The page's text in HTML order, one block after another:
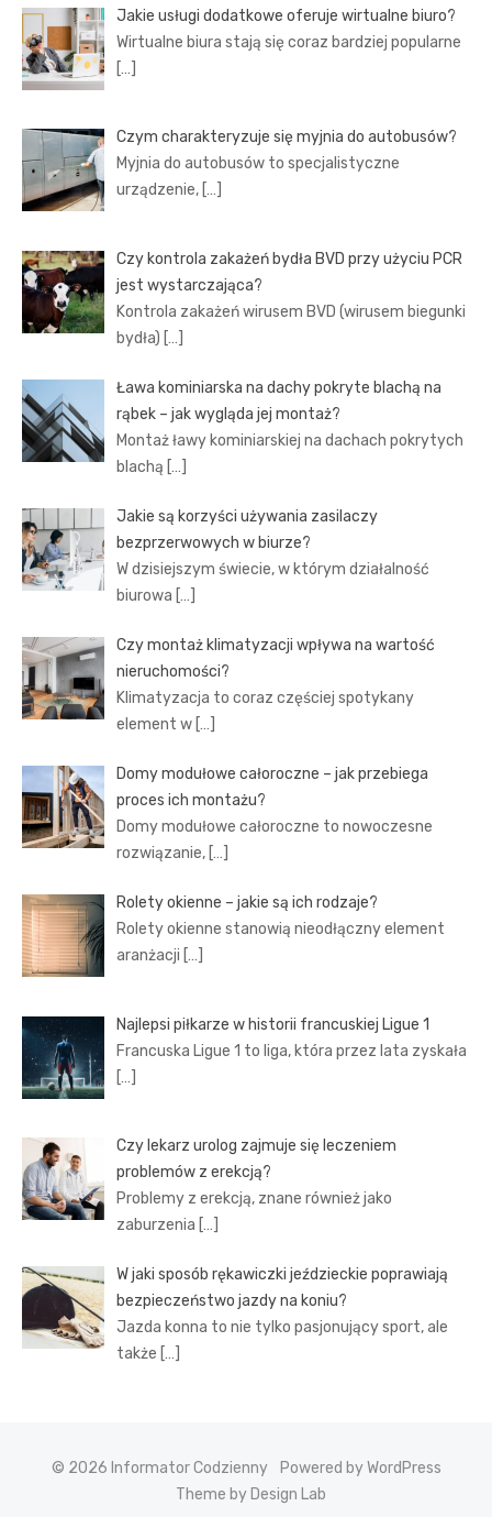
Jakie usługi dodatkowe oferuje wirtualne biuro?
Wirtualne biura stają się coraz bardziej popularne
[…]
Czym charakteryzuje się myjnia do autobusów?
Myjnia do autobusów to specjalistyczne
urządzenie, […]
Czy kontrola zakażeń bydła BVD przy użyciu PCR
jest wystarczająca?
Kontrola zakażeń wirusem BVD (wirusem biegunki
bydła) […]
Ława kominiarska na dachy pokryte blachą na
rąbek – jak wygląda jej montaż?
Montaż ławy kominiarskiej na dachach pokrytych
blachą […]
Jakie są korzyści używania zasilaczy
bezprzerwowych w biurze?
W dzisiejszym świecie, w którym działalność
biurowa […]
Czy montaż klimatyzacji wpływa na wartość
nieruchomości?
Klimatyzacja to coraz częściej spotykany
element w […]
Domy modułowe całoroczne – jak przebiega
proces ich montażu?
Domy modułowe całoroczne to nowoczesne
rozwiązanie, […]
Rolety okienne – jakie są ich rodzaje?
Rolety okienne stanowią nieodłączny element
aranżacji […]
Najlepsi piłkarze w historii francuskiej Ligue 1
Francuska Ligue 1 to liga, która przez lata zyskała
[…]
Czy lekarz urolog zajmuje się leczeniem
problemów z erekcją?
Problemy z erekcją, znane również jako
zaburzenia […]
W jaki sposób rękawiczki jeździeckie poprawiają
bezpieczeństwo jazdy na koniu?
Jazda konna to nie tylko pasjonujący sport, ale
także […]
© 2026 Informator Codzienny
Powered by WordPress
Theme by Design Lab